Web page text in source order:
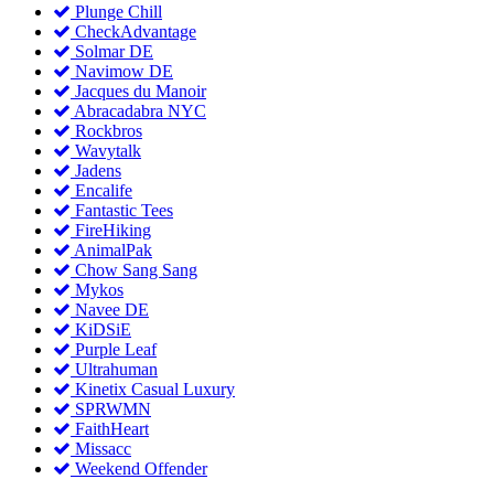
Plunge Chill
CheckAdvantage
Solmar DE
Navimow DE
Jacques du Manoir
Abracadabra NYC
Rockbros
Wavytalk
Jadens
Encalife
Fantastic Tees
FireHiking
AnimalPak
Chow Sang Sang
Mykos
Navee DE
KiDSiE
Purple Leaf
Ultrahuman
Kinetix Casual Luxury
SPRWMN
FaithHeart
Missacc
Weekend Offender